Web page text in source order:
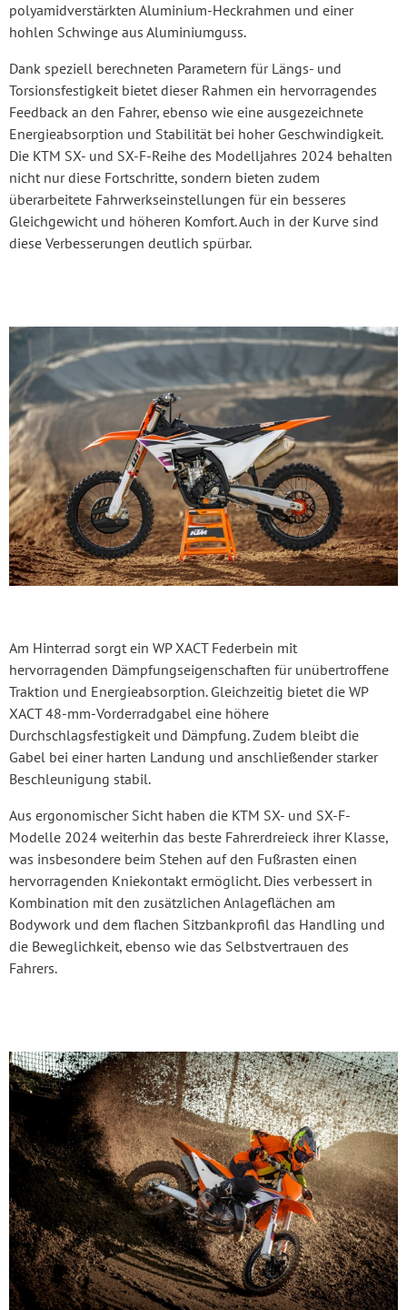
polyamidverstärkten Aluminium-Heckrahmen und einer
hohlen Schwinge aus Aluminiumguss.
Dank speziell berechneten Parametern für Längs- und
Torsionsfestigkeit bietet dieser Rahmen ein hervorragendes
Feedback an den Fahrer, ebenso wie eine ausgezeichnete
Energieabsorption und Stabilität bei hoher Geschwindigkeit.
Die KTM SX- und SX-F-Reihe des Modelljahres 2024 behalten
nicht nur diese Fortschritte, sondern bieten zudem
überarbeitete Fahrwerkseinstellungen für ein besseres
Gleichgewicht und höheren Komfort. Auch in der Kurve sind
diese Verbesserungen deutlich spürbar.
Am Hinterrad sorgt ein WP XACT Federbein mit
hervorragenden Dämpfungseigenschaften für unübertroffene
Traktion und Energieabsorption. Gleichzeitig bietet die WP
XACT 48-mm-Vorderradgabel eine höhere
Durchschlagsfestigkeit und Dämpfung. Zudem bleibt die
Gabel bei einer harten Landung und anschließender starker
Beschleunigung stabil.
Aus ergonomischer Sicht haben die KTM SX- und SX-F-
Modelle 2024 weiterhin das beste Fahrerdreieck ihrer Klasse,
was insbesondere beim Stehen auf den Fußrasten einen
hervorragenden Kniekontakt ermöglicht. Dies verbessert in
Kombination mit den zusätzlichen Anlageflächen am
Bodywork und dem flachen Sitzbankprofil das Handling und
die Beweglichkeit, ebenso wie das Selbstvertrauen des
Fahrers.